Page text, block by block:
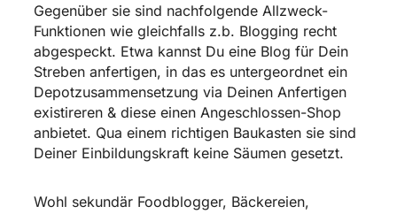
Gegenüber sie sind nachfolgende Allzweck-
Funktionen wie gleichfalls z.b. Blogging recht
abgespeckt. Etwa kannst Du eine Blog für Dein
Streben anfertigen, in das es untergeordnet ein
Depotzusammensetzung via Deinen Anfertigen
existireren & diese einen Angeschlossen-Shop
anbietet. Qua einem richtigen Baukasten sie sind
Deiner Einbildungskraft keine Säumen gesetzt.
Wohl sekundär Foodblogger, Bäckereien,